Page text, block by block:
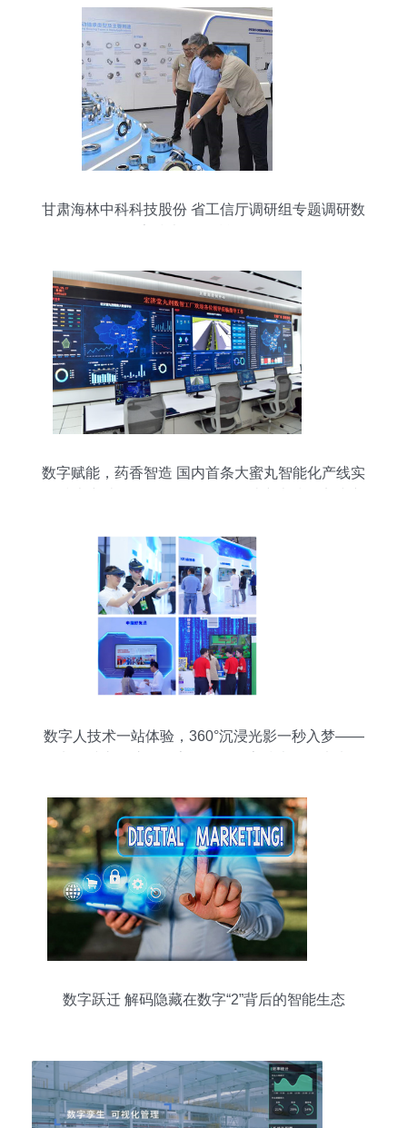
甘肃海林中科科技股份 省工信厅调研组专题调研数
数字赋能，药香智造 国内首条大蜜丸智能化产线实
没错
数字人技术一站体验，360°沉浸光影一秒入梦——
数字跃迁 解码隐藏在数字“2”背后的智能生态